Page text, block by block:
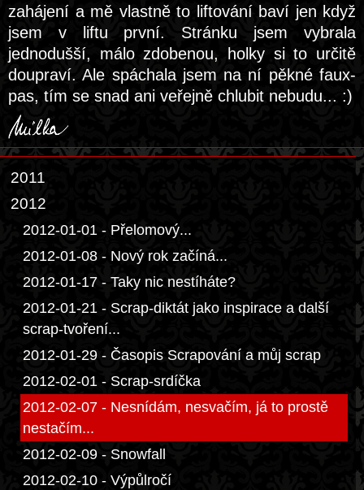
zahájení a mě vlastně to liftování baví jen když
jsem v liftu první. Stránku jsem vybrala
jednodušší, málo zdobenou, holky si to určitě
doupraví. Ale spáchala jsem na ní pěkné faux-
pas, tím se snad ani veřejně chlubit nebudu... :)
2011
2012
2012-01-01 - Přelomový...
2012-01-08 - Nový rok začíná...
2012-01-17 - Taky nic nestíháte?
2012-01-21 - Scrap-diktát jako inspirace a další
scrap-tvoření...
2012-01-29 - Časopis Scrapování a můj scrap
2012-02-01 - Scrap-srdíčka
2012-02-07 - Nesnídám, nesvačím, já to prostě
nestačím...
2012-02-09 - Snowfall
2012-02-10 - Výpůlročí